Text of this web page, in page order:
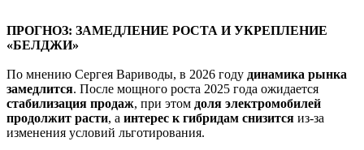
ПРОГНОЗ: ЗАМЕДЛЕНИЕ РОСТА И УКРЕПЛЕНИЕ
«БЕЛДЖИ»
По мнению Сергея Вариводы, в 2026 году динамика рынка
замедлится. После мощного роста 2025 года ожидается
стабилизация продаж, при этом доля электромобилей
продолжит расти, а интерес к гибридам снизится из-за
изменения условий льготирования.